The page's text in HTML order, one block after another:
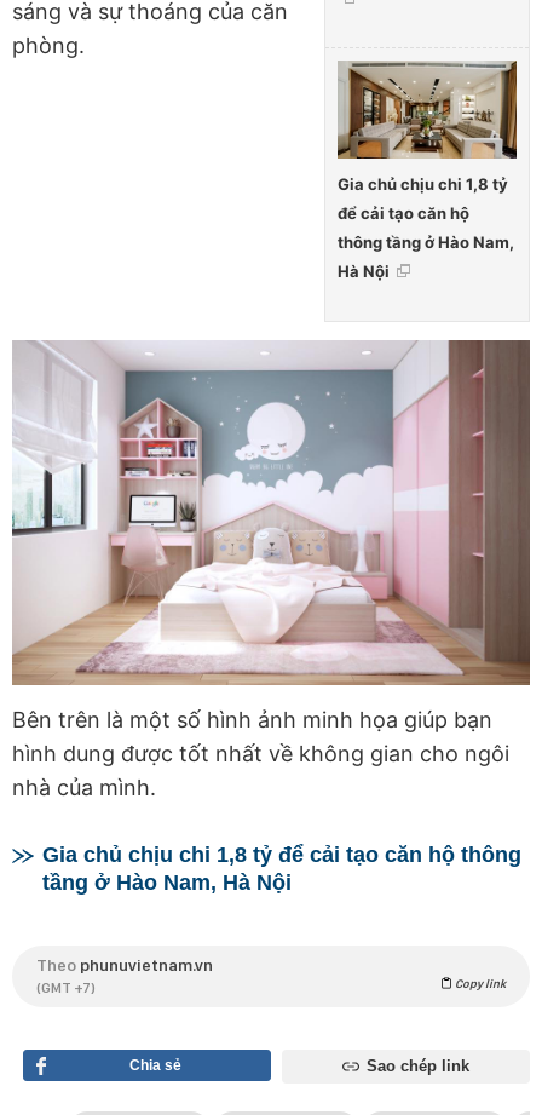
Gia chủ chịu chi 1,8 tỷ
để cải tạo căn hộ
thông tầng ở Hào Nam,
Hà Nội
sáng và sự thoáng của căn
phòng.
Bên trên là một số hình ảnh minh họa giúp bạn
hình dung được tốt nhất về không gian cho ngôi
nhà của mình.
Gia chủ chịu chi 1,8 tỷ để cải tạo căn hộ thông
tầng ở Hào Nam, Hà Nội
Theo phunuvietnam.vn
(GMT +7) Copy link
Chia sẻ Sao chép link